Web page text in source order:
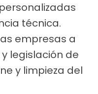
técnica.
empresas a
legislación de
y limpieza del